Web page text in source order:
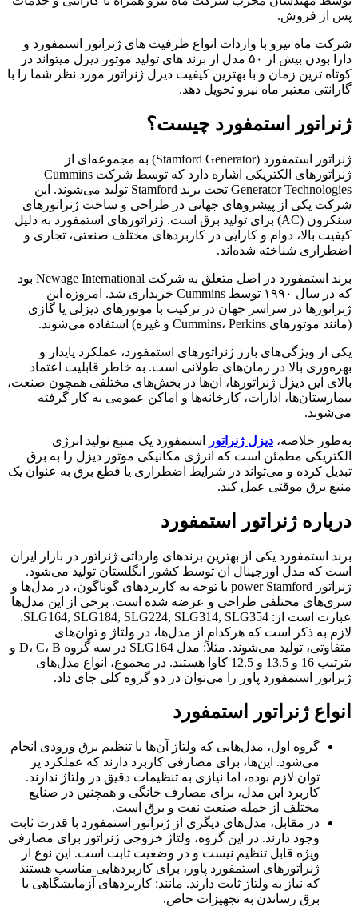
پس از فروش.
شرکت ماه نیرو با واردات انواع ظرفیت های ژنراتور استمفورد و
دارا بودن بیش از ۵۰ مدل از برند های تولید موتور دیزل میتواند در
کوتاه ترین زمان و با بهترین کیفیت دیزل ژنراتور مورد نظر شما را با
گارانتی معتبر ماه نیرو تحویل دهد.
ژنراتور استمفورد چیست؟
ژنراتور استمفورد (Stamford Generator) به مجموعه‌ای از
ژنراتورهای الکتریکی اشاره دارد که توسط شرکت Cummins
Generator Technologies تحت برند Stamford تولید می‌شوند. این
شرکت یکی از پیشروهای جهانی در طراحی و ساخت ژنراتورهای
سنکرون (AC) برای تولید برق است. ژنراتورهای استمفورد به دلیل
کیفیت بالا، دوام و کارایی در کاربردهای مختلف صنعتی، تجاری و
اضطراری شناخته شده‌اند.
برند استمفورد در اصل متعلق به شرکت Newage International بود
که در سال ۱۹۹۰ توسط Cummins خریداری شد. امروزه این
ژنراتورها در سراسر جهان در ترکیب با موتورهای دیزلی یا گازی
(مانند موتورهای Cummins، Perkins و غیره) استفاده می‌شوند.
یکی از ویژگی‌های بارز ژنراتورهای استمفورد، عملکرد پایدار و
بهره‌وری بالا در زمان‌های طولانی است. به خاطر قابلیت اعتماد
بالای این دیزل ژنراتورها، آن‌ها در بخش‌های مختلفی همچون صنعت،
بیمارستان‌ها، ادارات، کارخانه‌ها و اماکن عمومی به کار گرفته
می‌شوند.
به‌طور خلاصه، دیزل ژنراتور
استمفورد یک منبع تولید انرژی
الکتریکی مطمئن است که انرژی مکانیکی موتور دیزل را به برق
تبدیل کرده و می‌تواند در شرایط اضطراری یا قطع برق به عنوان یک
منبع برق موقتی عمل کند.
درباره ژنراتور استمفورد
برند استمفورد یکی از بهترین برندهای وارداتی ژنراتور در بازار ایران
است که مدل اورجینال آن توسط کشور انگلستان تولید می‌شود.
ژنراتور power Stamford با توجه به کاربردهای گوناگون، در مدل‌ها و
سری‌های مختلفی طراحی و عرضه شده است. برخی از این مدل‌ها
عبارت است از: SLG164, SLG184, SLG224, SLG314, SLG354.
لازم به ذکر است که هرکدام از مدل‌ها، در ولتاژ و توان‌های
متفاوتی، تولید می‌شوند. مثلاً: مدل SLG164 در سه گروه D، C، B و
بترتیب 16 و 13.5 و 12.5 کاوا هستند. در مجموع، انواع مدل‌های
ژنراتور استمفورد پاور را می‌توان در دو گروه کلی جای داد.
انواع ژنراتور استمفورد
گروه اول، مدل‌هایی که ولتاژ آن‌ها با تنظیم برق ورودی انجام
می‌شود. این‌ها، برای مصارفی کاربرد دارند که عملکرد پر
توان لازم بوده، اما نیازی به تنظیمات دقیق در ولتاژ ندارند.
کاربرد این مدل، برای مصارف خانگی و همچنین در صنایع
مختلف از جمله صنعت نفت و برق است.
در مقابل، مدل‌های دیگری از ژنراتور استمفورد با قدرت ثابت
وجود دارند. در این گروه، ولتاژ خروجی ژنراتور برای مصارفی
ویژه قابل تنظیم نیست و در وضعیت ثابت است. این نوع از
ژنراتورهای استمفورد پاور، برای کاربردهایی مناسب هستند
که نیاز به ولتاژ ثابت دارند. مانند: کاربردهای آزمایشگاهی یا
برق رساندن به تجهیزات خاص.